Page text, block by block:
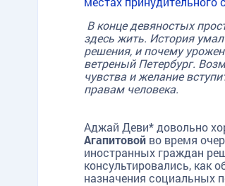
В конце девяностых
здесь жить. История
решения, и почему
ветреный Петербург.
чувства и желание
правам человека.
Аджай Деви* довольно
Агапитовой во время
иностранных граждан
консультировались, как
назначения социальных